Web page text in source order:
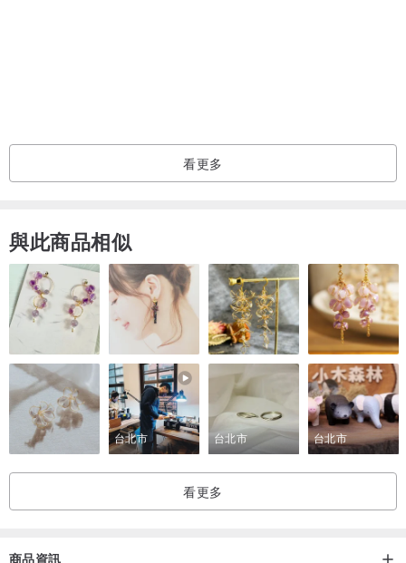
看更多
與此商品相似
台北市 台北市 台北市
看更多
商品資訊